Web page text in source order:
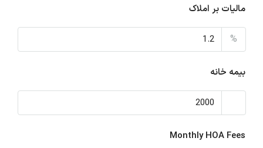
مالیات بر املاک
%
بیمه خانه
Monthly HOA Fees